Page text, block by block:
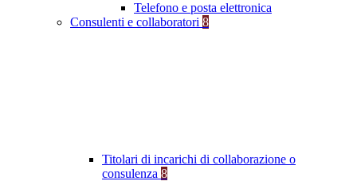
Telefono e posta elettronica
Consulenti e collaboratori 8
Titolari di incarichi di collaborazione o
consulenza 8